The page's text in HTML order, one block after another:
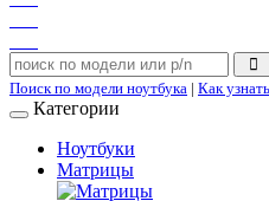
Поиск по модели ноутбука | Как
Категории
Ноутбуки
Матрицы